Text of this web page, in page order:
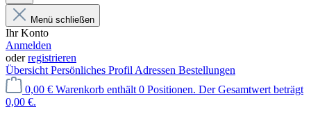
Menü schließen
Ihr Konto
Anmelden
oderregistrieren
Übersicht Persönliches Profil Adressen Bestellungen
0,00 € Warenkorb enthält 0 Positionen. Der Gesamtwert beträgt
0,00 €.